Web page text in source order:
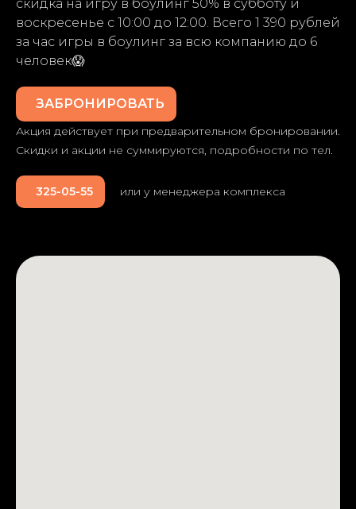
скидка на игру в боулинг 50% в субботу и
воскресенье с 10:00 до 12:00. Всего 1 390 рублей
за час игры в боулинг за всю компанию до 6
человек😱
ЗАБРОНИРОВАТЬ
Акция действует при предварительном бронировании.
Скидки и акции не суммируются, подробности по тел.
325-05-55 или у менеджера комплекса